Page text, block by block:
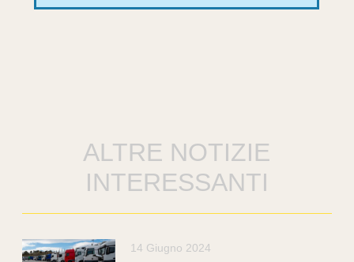
ALTRE NOTIZIE
INTERESSANTI
14 Giugno 2024